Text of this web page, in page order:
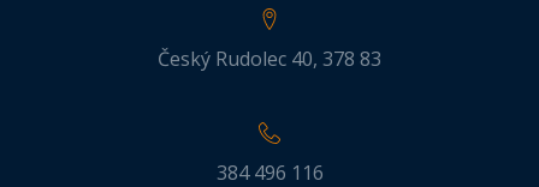
Český Rudolec 40, 378 83
384 496 116